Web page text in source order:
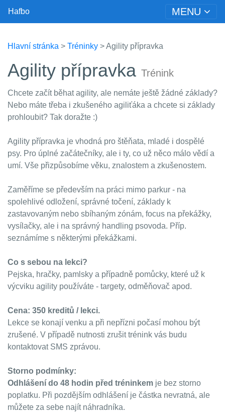
Hafbo MENU
Hlavní stránka > Tréninky > Agility přípravka
Agility přípravka Trénink
Chcete začít běhat agility, ale nemáte ještě žádné základy?
Nebo máte třeba i zkušeného agiliťáka a chcete si základy
prohloubit? Tak doražte :)
Agility přípravka je vhodná pro štěňata, mladé i dospělé
psy. Pro úplné začátečníky, ale i ty, co už něco málo vědí a
umí. Vše přizpůsobíme věku, znalostem a zkušenostem.
Zaměříme se především na práci mimo parkur - na
spolehlivé odložení, správné točení, základy k
zastavovaným nebo sbíhaným zónám, focus na překážky,
vysílačky, ale i na správný handling psovoda. Příp.
seznámíme s některými překážkami.
Co s sebou na lekci?
Pejska, hračky, pamlsky a případně pomůcky, které už k
výcviku agility používáte - targety, odměňovač apod.
Cena: 350 kreditů / lekci.
Lekce se konají venku a při nepřízni počasí mohou být
zrušené. V případě nutnosti zrušit trénink vás budu
kontaktovat SMS zprávou.
Storno podmínky:
Odhlášení do 48 hodin před tréninkem je bez storno
poplatku. Při pozdějším odhlášení je částka nevratná, ale
můžete za sebe najít náhradníka.